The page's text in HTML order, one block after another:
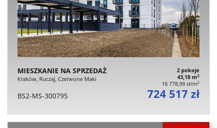
MIESZKANIE NA SPRZEDAŻ
Kraków, Ruczaj, Czerwone Maki
2 pokoje
43,18 m2
16 778,99 zł/m2
BS2-MS-300795 724 517 zł